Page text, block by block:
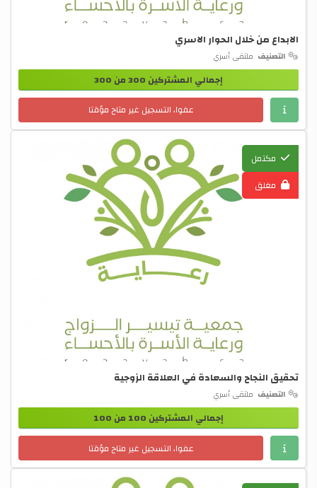
الابداع من خلال الحوار الاسري
التصنيف ملتقى أسري
إجمالي المشتركين 300 من 300
عفوا، التسجيل غير متاح مؤقتا
مكتمل
مغلق
تحقيق النجاح والسعادة في العلاقة الزوجية
التصنيف ملتقى أسري
إجمالي المشتركين 100 من 100
عفوا، التسجيل غير متاح مؤقتا